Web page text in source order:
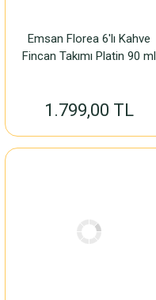
Emsan Florea 6'lı Kahve
Fincan Takımı Platin 90 ml
1.799,00 TL